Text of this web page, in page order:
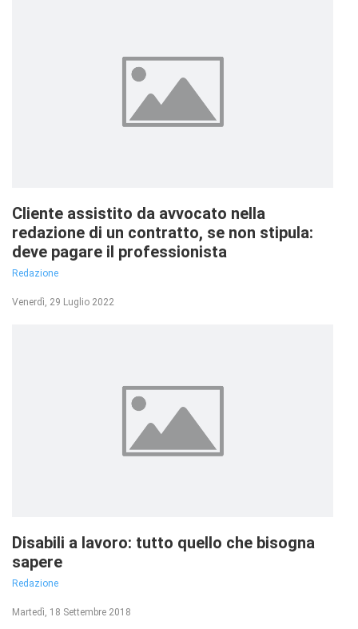
Cliente assistito da avvocato nella
redazione di un contratto, se non stipula:
deve pagare il professionista
Redazione
Venerdì, 29 Luglio 2022
Disabili a lavoro: tutto quello che bisogna
sapere
Redazione
Martedì, 18 Settembre 2018